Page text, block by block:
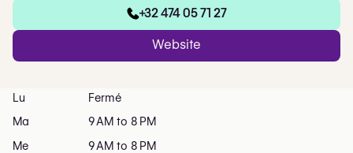
+32 474 05 71 27
Website
Lu
Fermé
Ma
9 AM to 8 PM
Me
9 AM to 8 PM